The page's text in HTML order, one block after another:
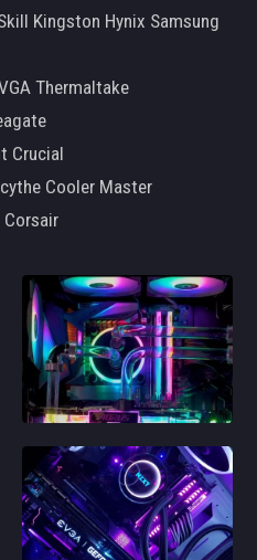
Kingston Hynix Samsung
Thermaltake
Crucial
Cooler Master
Corsair